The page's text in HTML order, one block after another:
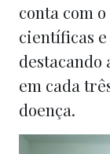
conta com
científicas e
em cada
doença.